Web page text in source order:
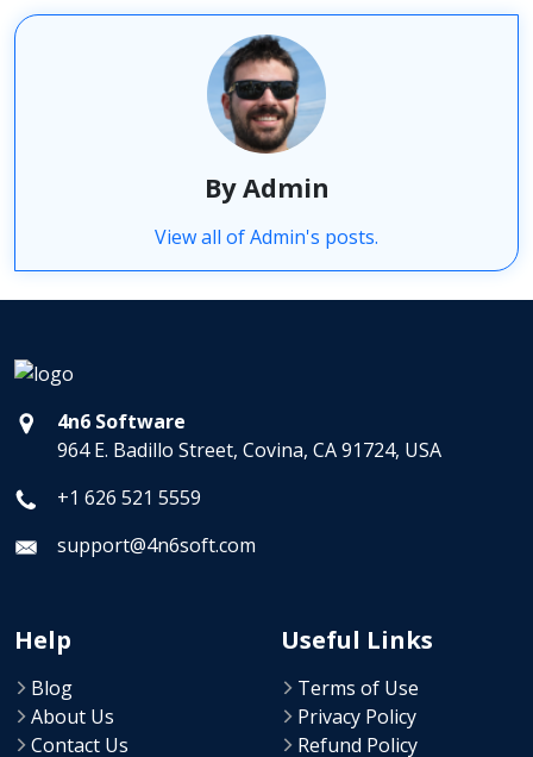
By Admin
View all of Admin's posts.
4n6 Software
964 E. Badillo Street, Covina, CA 91724, USA
+1 626 521 5559
support@4n6soft.com
Help
Blog
About Us
Contact Us
Useful Links
Terms of Use
Privacy Policy
Refund Policy